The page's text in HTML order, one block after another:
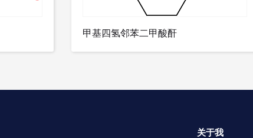
甲基四氢邻苯二甲酸酐
关于我